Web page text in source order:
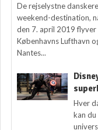
De rejselystne
weekend-destination,
den 7. april 2019
Københavns Lufthavn
Nantes...
Hver
kan